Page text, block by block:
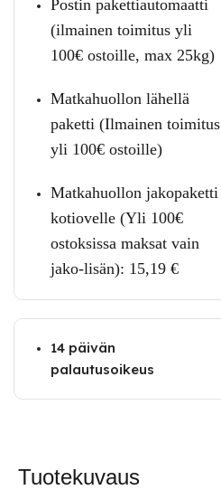
Postin pakettiautomaatti
(ilmainen toimitus yli
100€ ostoille, max 25kg)
Matkahuollon lähellä
paketti (Ilmainen toimitus
yli 100€ ostoille)
Matkahuollon jakopaketti
kotiovelle (Yli 100€
ostoksissa maksat vain
jako-lisän): 15,19 €
14 päivän
palautusoikeus
Tuotekuvaus